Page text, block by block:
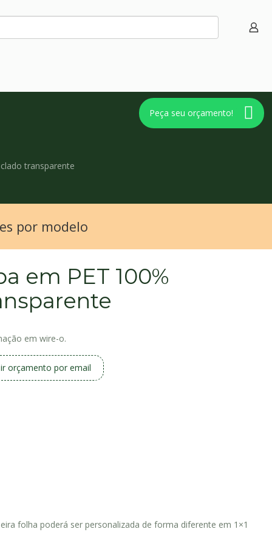
Peça seu orçamento!
transparente
por modelo
em PET 100%
em wire-o.
orçamento por email
folha poderá ser personalizada de forma diferente em 1×1